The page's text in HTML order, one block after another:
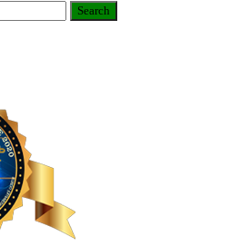
Search